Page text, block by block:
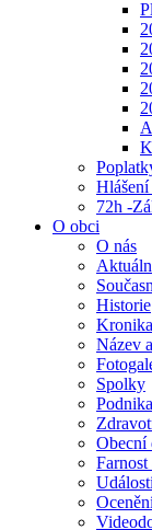
72h -
O obci
O nás
Historie
Kronika
Název
Spolky
Obecní
Farnost
Události